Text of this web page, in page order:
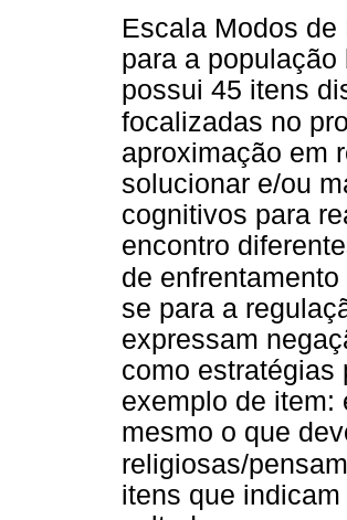
Escala Modos
para a
possui 45 itens
focalizadas no
aproximação em
solucionar e/ou
cognitivos para
encontro
de
se para a
expressam
como estratégias
exemplo de item:
mesmo o que
religiosas/
itens que